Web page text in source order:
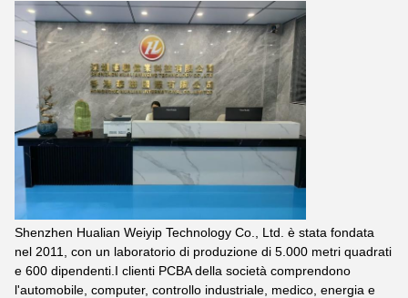
Shenzhen Hualian Weiyip Technology Co., Ltd. è stata fondata
nel 2011, con un laboratorio di produzione di 5.000 metri quadrati
e 600 dipendenti.I clienti PCBA della società comprendono
l'automobile, computer, controllo industriale, medico, energia e